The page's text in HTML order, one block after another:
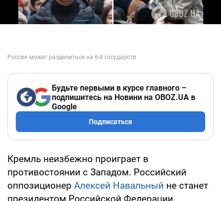
Будьте первыми в курсе главного –
подпишитесь на Новини на OBOZ.UA в
Google
Подписаться
Кремль неизбежно проиграет в
противостоянии с Западом. Российский
оппозиционер Алексей Навальный не станет
президентом Российской Федерации,